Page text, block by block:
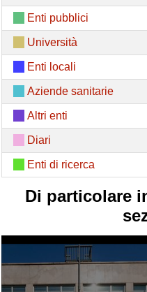
Enti pubblici
Università
Enti locali
Aziende sanitarie
Altri enti
Diari
Enti di ricerca
Di particolare